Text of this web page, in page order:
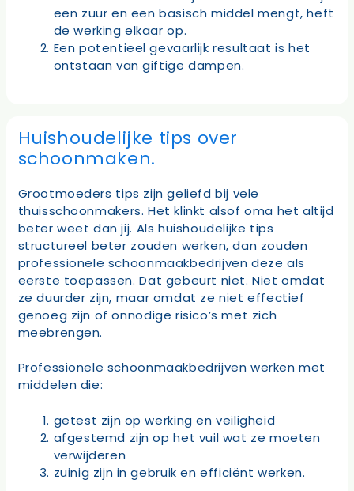
een zuur en een basisch middel mengt, heft
de werking elkaar op.
Een potentieel gevaarlijk resultaat is het
ontstaan van giftige dampen.
Huishoudelijke tips over
schoonmaken.
Grootmoeders tips zijn geliefd bij vele
thuisschoonmakers. Het klinkt alsof oma het altijd
beter weet dan jij. Als huishoudelijke tips
structureel beter zouden werken, dan zouden
professionele schoonmaakbedrijven deze als
eerste toepassen. Dat gebeurt niet. Niet omdat
ze duurder zijn, maar omdat ze niet effectief
genoeg zijn of onnodige risico’s met zich
meebrengen.
Professionele schoonmaakbedrijven werken met
middelen die:
getest zijn op werking en veiligheid
afgestemd zijn op het vuil wat ze moeten
verwijderen
zuinig zijn in gebruik en efficiënt werken.